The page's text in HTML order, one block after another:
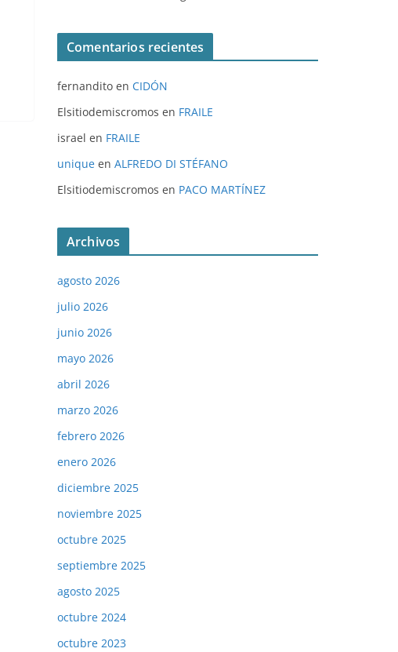
Comentarios recientes
fernandito en CIDÓN
Elsitiodemiscromos en FRAILE
israel en FRAILE
unique en ALFREDO DI STÉFANO
Elsitiodemiscromos en PACO MARTÍNEZ
Archivos
agosto 2026
julio 2026
junio 2026
mayo 2026
abril 2026
marzo 2026
febrero 2026
enero 2026
diciembre 2025
noviembre 2025
octubre 2025
septiembre 2025
agosto 2025
octubre 2024
octubre 2023